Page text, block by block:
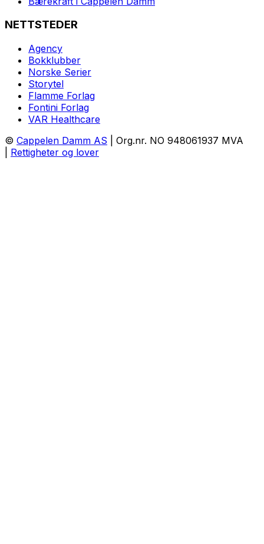
NETTSTEDER
Agency
Bokklubber
Norske Serier
Storytel
Flamme Forlag
Fontini Forlag
VAR Healthcare
© Cappelen Damm AS | Org.nr. NO 948061937 MVA
Rettigheter og lover